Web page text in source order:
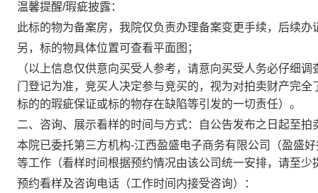
温馨提醒/瑕疵披露：
此标的物为备案房，我院仅负责办理备案变更手续，后续
另，标的物具体位置可查看平面图；
（以上信息仅供意向买受人参考，请意向买受人务必仔细调
门登记为准，竞买人决定参与竞买的，视为对拍卖财产完
标的的瑕疵保证或标的物存在缺陷等引发的一切责任）。
二、咨询、展示看样的时间与方式：
自公告发布之日起至拍
本院已委托第三方机构-江西盈盛电子商务有限公司（盈盛
等工作（看样时间根据预约情况由该公司统一安排， 请至少
预约看样及咨询电话（工作时间内接受咨询）：